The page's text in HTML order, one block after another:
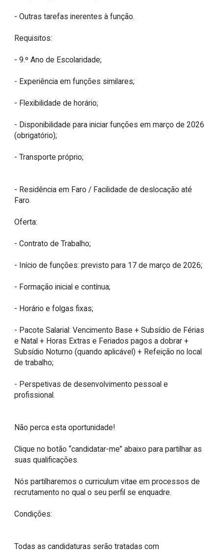
- Outras tarefas inerentes à função.
Requisitos:
- 9.º Ano de Escolaridade;
- Experiência em funções similares;
- Flexibilidade de horário;
- Disponibilidade para iniciar funções em março de 2026
(obrigatório);
- Transporte próprio;
- Residência em Faro / Facilidade de deslocação até
Faro.
Oferta:
- Contrato de Trabalho;
- Início de funções: previsto para 17 de março de 2026;
- Formação inicial e contínua;
- Horário e folgas fixas;
- Pacote Salarial: Vencimento Base + Subsídio de Férias
e Natal + Horas Extras e Feriados pagos a dobrar +
Subsídio Noturno (quando aplicável) + Refeição no local
de trabalho;
- Perspetivas de desenvolvimento pessoal e
profissional.
Não perca esta oportunidade!
Clique no botão “candidatar-me” abaixo para partilhar as
suas qualificações.
Nós partilharemos o curriculum vitae em processos de
recrutamento no qual o seu perfil se enquadre.
Condições:
Todas as candidaturas serão tratadas com